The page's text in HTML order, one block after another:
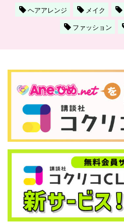
ヘアアレンジ メイク
ファッション